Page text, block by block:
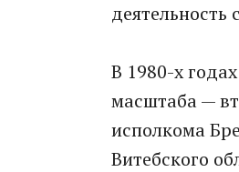
В 1980-х
масштаба —
исполкома
Витебского